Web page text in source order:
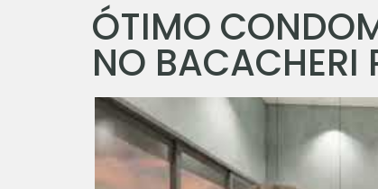
ÓTIMO
NO BACACHERI